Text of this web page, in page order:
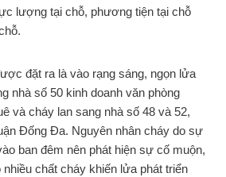
lượng tại chỗ, phương tiện tại chỗ
đặt ra là vào rạng sáng, ngọn lửa
nhà số 50 kinh doanh văn phòng
và cháy lan sang nhà số 48 và 52,
Đống Đa. Nguyên nhân cháy do sự
ban đêm nên phát hiện sự cố muộn,
nhiều chất cháy khiến lửa phát triển